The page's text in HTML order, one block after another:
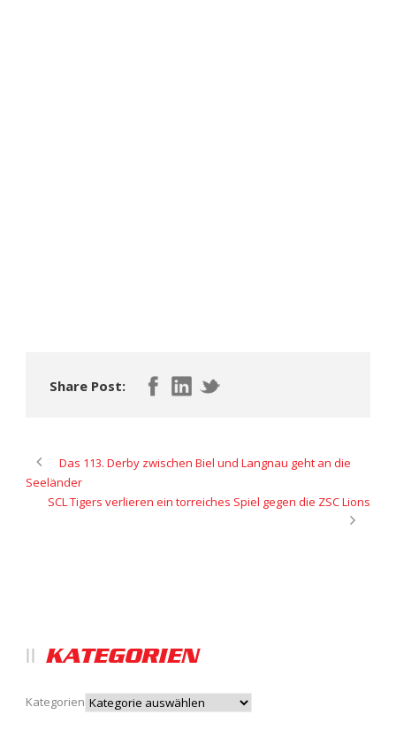
Share Post:
Das 113. Derby zwischen Biel und Langnau geht an die
Seeländer
SCL Tigers verlieren ein torreiches Spiel gegen die ZSC Lions
KATEGORIEN
Kategorien